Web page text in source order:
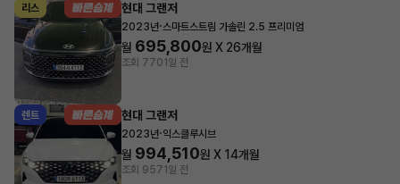
리스 현대 그랜저
2023년·스마트스트림 가솔린 2.5 프리미엄
월 695,800원 X 26개월
조회 7701일 전
렌트 현대 그랜저
2023년·익스클루시브
월 994,510원 X 14개월
조회 9571일 전